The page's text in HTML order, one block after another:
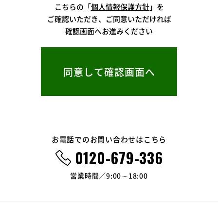
こちらの「個人情報保護方針」を
ご確認いただき、ご同意いただければ
確認画面へお進みください
お電話でのお問い合わせはこちら
0120-679-336
営業時間 9:00～18:00